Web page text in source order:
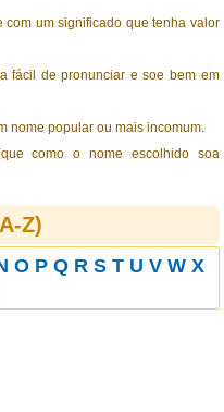
com um significado que tenha valor
fácil de pronunciar e soe bem em
nome popular ou mais incomum.
como o nome escolhido soa
Z)
O P Q R S T U V W X